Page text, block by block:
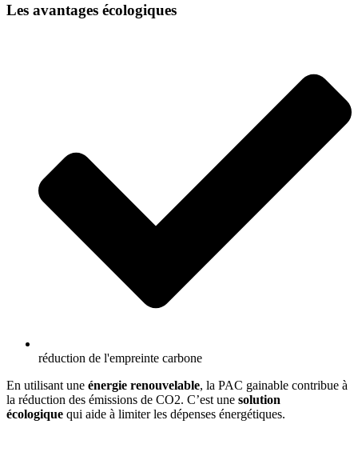
Les avantages écologiques
réduction de l'empreinte carbone​
En utilisant une énergie renouvelable, la PAC gainable contribue à
la réduction des émissions de CO2. C’est une solution
écologique qui aide à limiter les dépenses énergétiques.